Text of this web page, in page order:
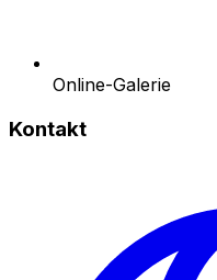
Online-Galerie
Kontakt